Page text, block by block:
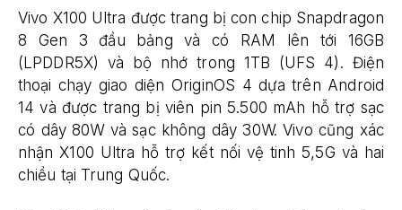
Vivo X100 Ultra được trang bị con chip Snapdragon
8 Gen 3 đầu bảng và có RAM lên tới 16GB
(LPDDR5X) và bộ nhớ trong 1TB (UFS 4). Điện
thoại chạy giao diện OriginOS 4 dựa trên Android
14 và được trang bị viên pin 5.500 mAh hỗ trợ sạc
có dây 80W và sạc không dây 30W. Vivo cũng xác
nhận X100 Ultra hỗ trợ kết nối vệ tinh 5,5G và hai
chiều tại Trung Quốc.